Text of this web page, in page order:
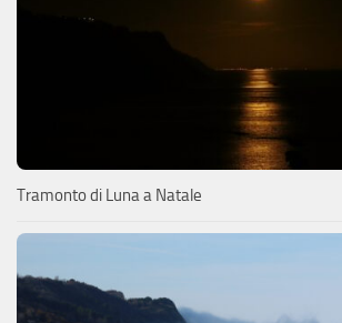
Tramonto di Luna a Natale